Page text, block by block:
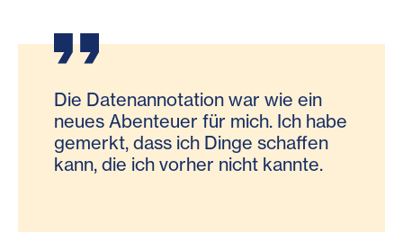
Die Datenannotation war wie ein
neues Abenteuer für mich. Ich habe
gemerkt, dass ich Dinge schaffen
kann, die ich vorher nicht kannte.